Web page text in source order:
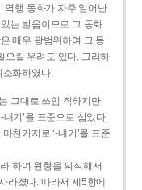
역행 동화가 자주 일어난
는 발음이므로 그 동화
매우 광범위하여 그 동
으킬 우려도 있다. 그리하
소화하였다.
그대로 쓰임 직하지만
내기’를 표준으로 삼았다.
찬가지로 ‘-내기’를 표준
하여 원형을 의식해서
라졌다. 따라서 제5항에